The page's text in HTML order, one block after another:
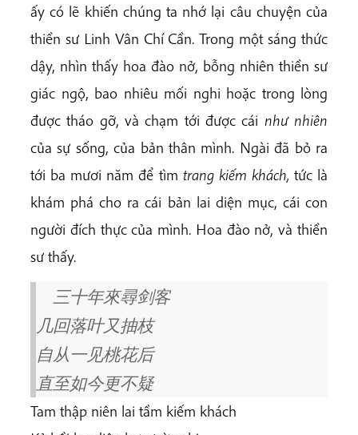
ấy có lẽ khiến chúng ta nhớ lại câu chuyện của
thiền sư Linh Vân Chí Cần. Trong một sáng thức
dậy, nhìn thấy hoa đào nở, bỗng nhiên thiền sư
giác ngộ, bao nhiêu mối nghi hoặc trong lòng
được tháo gỡ, và chạm tới được cái như nhiên
của sự sống, của bản thân mình. Ngài đã bỏ ra
tới ba mươi năm để tìm trang kiếm khách, tức là
khám phá cho ra cái bản lai diện mục, cái con
người đích thực của mình. Hoa đào nở, và thiền
sư thấy.
三十年來尋剑客
几回落叶又抽枝
自从一见桃花后
直至如今更不疑
Tam thập niên lai tầm kiếm khách